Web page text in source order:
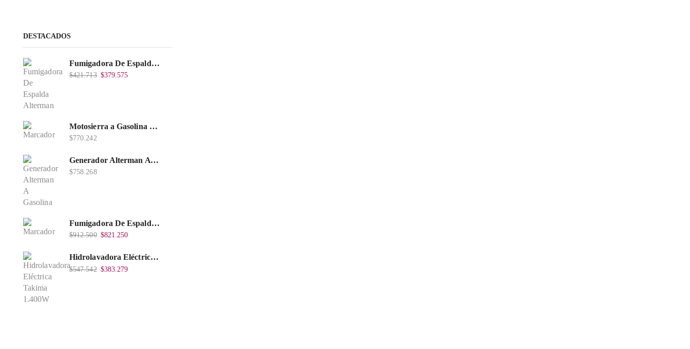
DESTACADOS
Fumigadora De Espalda Alterman A Baterí­a 12V/12Ah, 20Litros, Xkes20.
$421.713 $379.575
Motosierra a Gasolina 52 Barra 20'' PD
$770.242
Generador Alterman A Gasolina 2T, 950W, Encendido Manual, 120 V, Con Chasis, EGG950-I.
$758.268
Fumigadora De Espalda Alterman Gasolina 2T, 26 Cc, Bomba Nylon Libre Mantenimiento, Tf900-A.
$912.500 $821.250
Hidrolavadora Eléctrica Takima 1.400W 1.600Psi, Tkepw-1600-A.
$547.542 $383.279